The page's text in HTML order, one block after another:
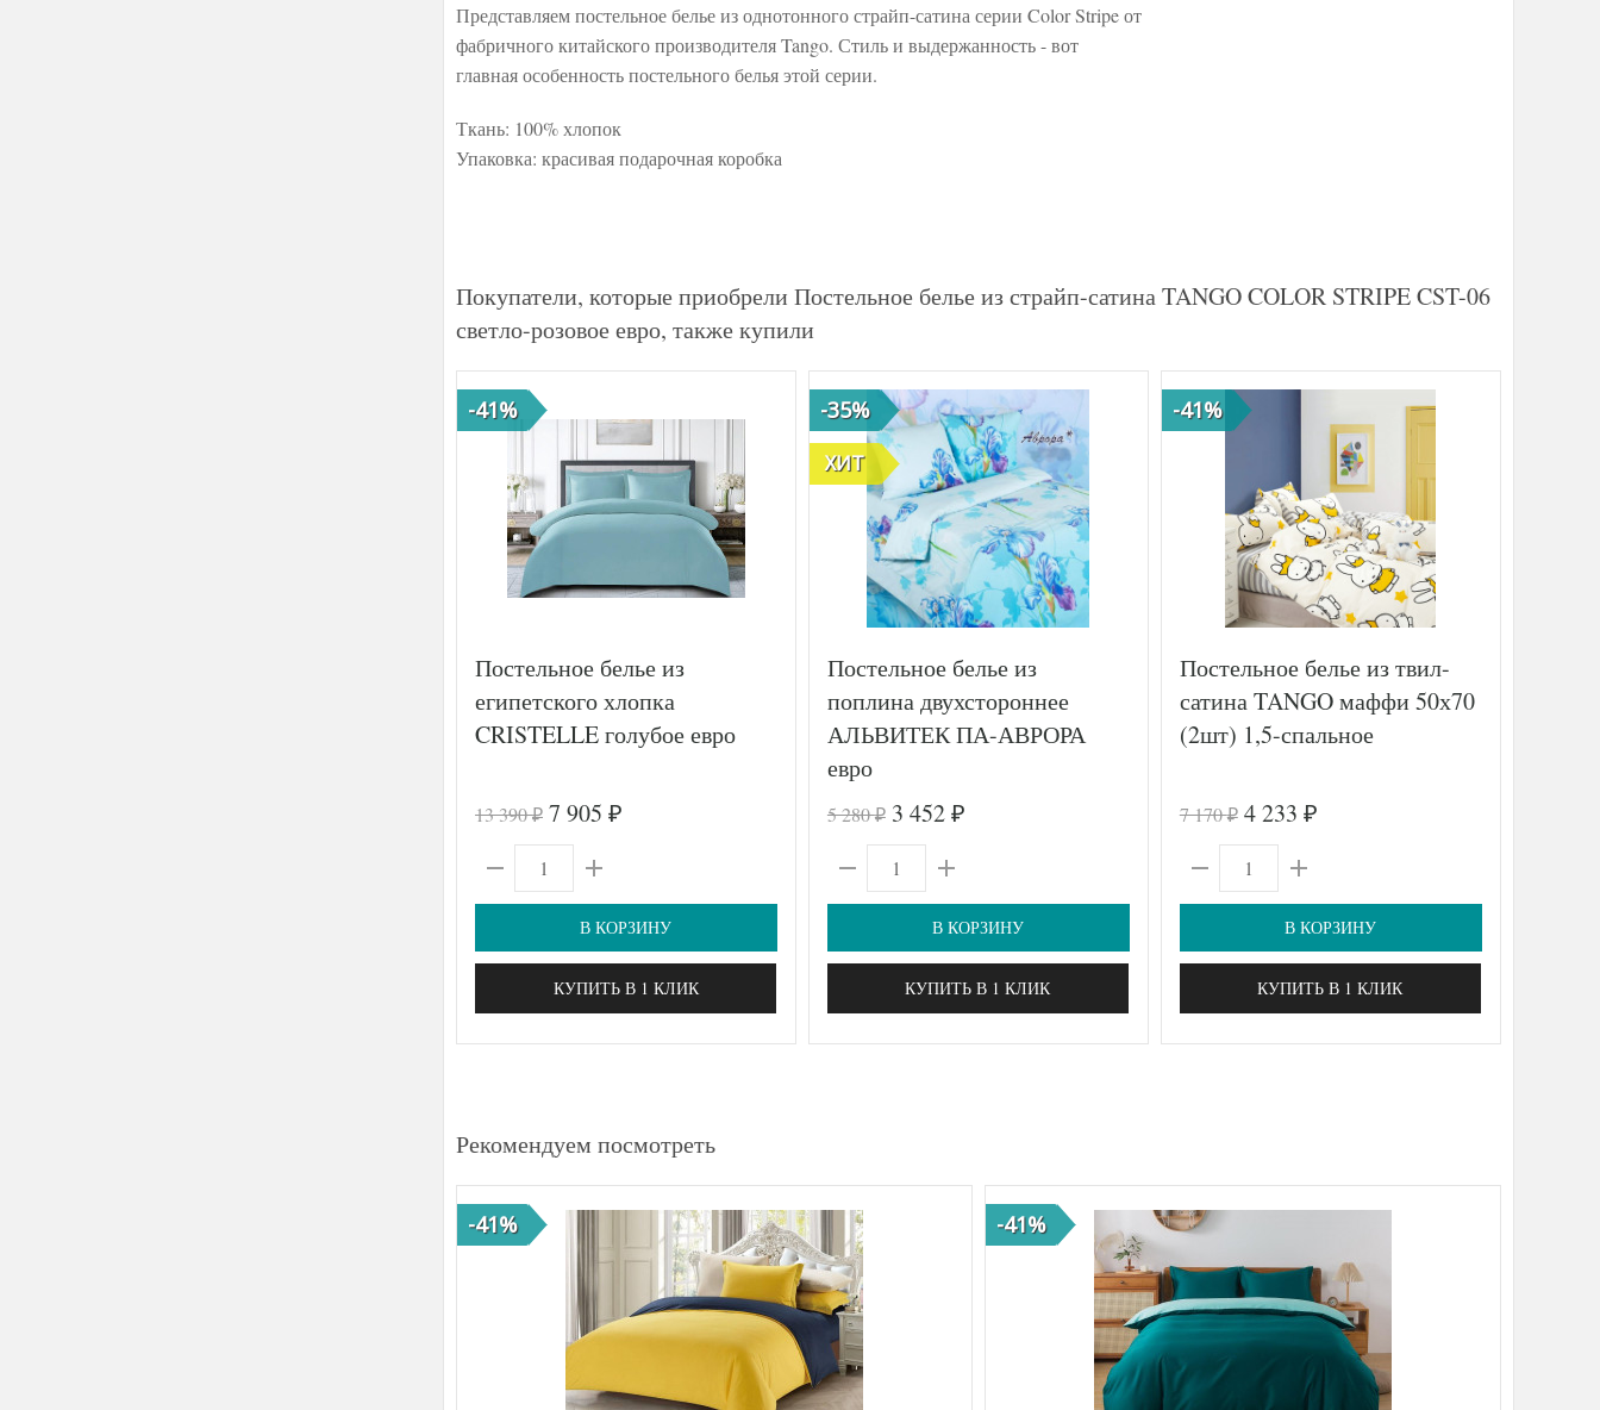
Представляем постельное белье из однотонного страйп-сатина серии Color Stripe от
фабричного китайского производителя Tango. Стиль и выдержанность - вот
главная особенность постельного белья этой серии.
Ткань: 100% хлопок
Упаковка: красивая подарочная коробка
Покупатели, которые приобрели Постельное белье из страйп-сатина TANGO COLOR STRIPE CST-06
светло-розовое евро, также купили
-41%
Постельное белье из
египетского хлопка
CRISTELLE голубое евро
13 390₽ 7 905 ₽
В КОРЗИНУ
КУПИТЬ В 1 КЛИК
-35%
ХИТ
Постельное белье из
поплина двухстороннее
АЛЬВИТЕК ПА-АВРОРА
евро
5 280₽ 3 452 ₽
В КОРЗИНУ
КУПИТЬ В 1 КЛИК
-41%
Постельное белье из твил-
сатина TANGO маффи 50х70
(2шт) 1,5-спальное
7 170₽ 4 233 ₽
В КОРЗИНУ
КУПИТЬ В 1 КЛИК
Рекомендуем посмотреть
-41% -41%